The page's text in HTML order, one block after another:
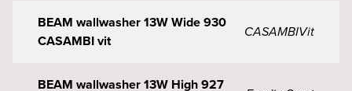
BEAM wallwasher 13W Wide 930
CASAMBI vit
CASAMBIVit
BEAM wallwasher 13W High 927